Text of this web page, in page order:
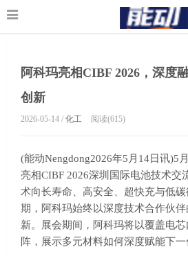
阿科玛亮相CIBF 2026，深度
创新
2026-05-14 / 化工 阅读(615)
(能动Nengdong2026年5月14日讯)5
亮相CIBF 2026深圳国际电池技术交
术向长寿命、高安全、超快充与低
期，阿科玛始终以深度技术合作伙伴
新。展会期间，阿科玛将以覆盖电
阵，展示多元材料如何深度赋能下一